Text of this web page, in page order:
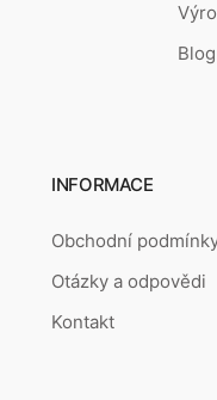
Blog
INFORMACE
Obchodní
Otázky a odpovědi
Kontakt